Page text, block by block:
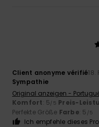
Client anonyme vérifié18.
Sympathie
Original anzeigen -
Komfort: 5/5 Preis-
Perfekte Größe Farbe: 5 /5
Ich empfehle dieses